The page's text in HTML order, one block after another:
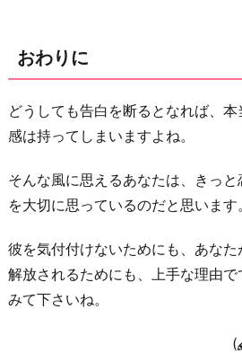
おわりに
どうしても告白を断るとなれば、
感は持ってしまいますよね。
そんな風に思えるあなたは、きっ
を大切に思っているのだと思います。
彼を気付付けないためにも、あなた
解放されるためにも、上手な理由
みて下さいね。
(